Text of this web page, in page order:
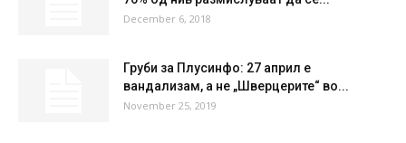
December 6, 2018
Груби за Плусинфо: 27 април е
вандализам, а не „Шверцерите“ во...
November 25, 2019